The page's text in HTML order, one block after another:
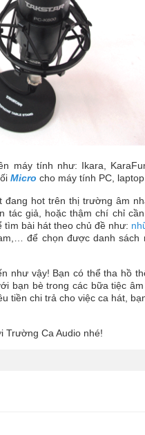
máy tính như: Ikara,
Micro cho máy tính PC,
hot trên thị trường âm
tác giả, hoặc thậm chí chỉ
bài hát theo chủ đề như:
để chọn được danh sách
như vậy! Bạn có thể tha hồ
bạn bè trong các bữa tiệc
tiền chi trả cho việc ca hát,
Trường Ca Audio nhé!